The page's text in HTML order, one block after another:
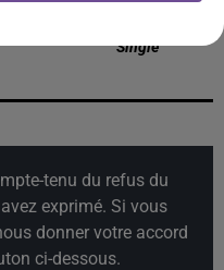
Single
tenu du refus du
exprimé. Si vous
donner votre accord
ci-dessous.